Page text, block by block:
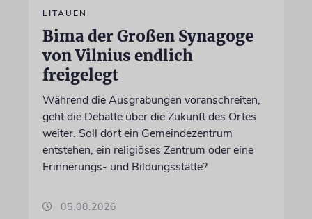
LITAUEN
Bima der Großen Synagoge
von Vilnius endlich
freigelegt
Während die Ausgrabungen voranschreiten,
geht die Debatte über die Zukunft des Ortes
weiter. Soll dort ein Gemeindezentrum
entstehen, ein religiöses Zentrum oder eine
Erinnerungs- und Bildungsstätte?
05.08.2026